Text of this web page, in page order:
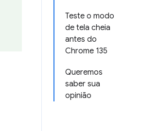
Teste o modo
de tela cheia
antes do
Chrome 135
Queremos
saber sua
opinião